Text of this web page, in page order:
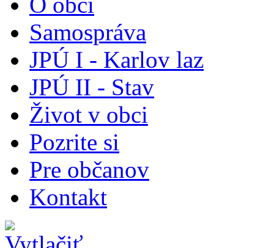
Samospráva
JPÚ I - Karlov laz
JPÚ II - Stav
Život v obci
Pozrite si
Pre občanov
Kontakt